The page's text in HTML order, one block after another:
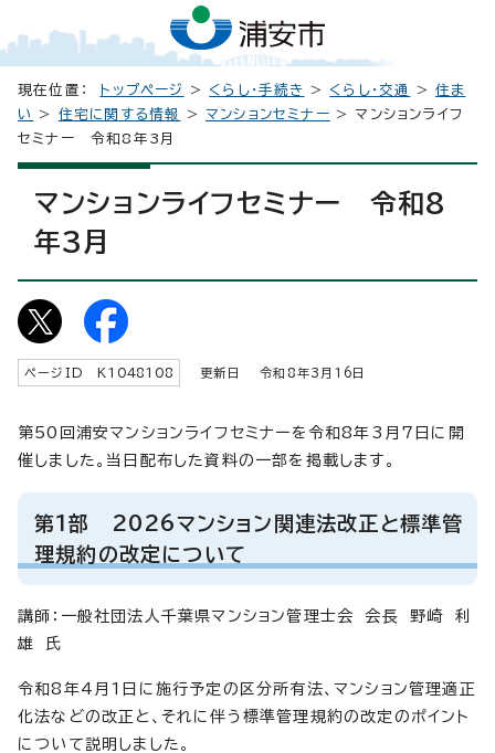
現在位置： トップページ > くらし・手続き > くらし・交通 >住ま
い
> 住宅に関する情報 >マンションセミナー > マンションライフ
セミナー 令和8年3月
マンションライフセミナー 令和8
年3月
ページID K 1048108 更新日 令和8年3月 16 日
第50回浦安マンションライフセミナーを令和8年3月7日に開
催しました。当日配布した資料の一部を掲載します。
第1部 2026マンション関連法改正と標準管
理規約の改定について
講師：一般社団法人千葉県マンション管理士会 会長 野崎 利
雄 氏
令和8年4月1日に施行予定の区分所有法、マンション管理適正
化法などの改正と、それに伴う標準管理規約の改定のポイント
について説明しました。